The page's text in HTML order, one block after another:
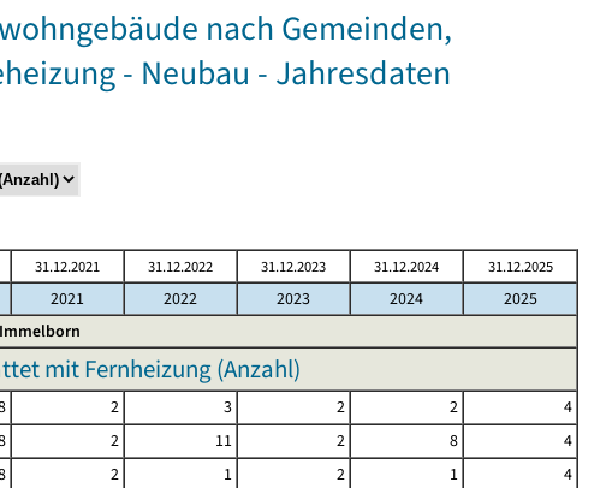
nach Gemeinden,
- Neubau - Jahresdaten
31.12.2021 31.12.2022 31.12.2023 31.12.2024 31.12.2025
2021 2022 2023 2024
2025
mit Fernheizung (Anzahl)
2 3 2 2
4
2 11 2 8
4
2 1 2 1
4